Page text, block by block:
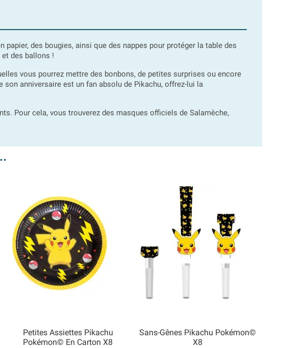
papier, des bougies, ainsi que des nappes pour protéger la table des
des ballons !
vous pourrez mettre des bonbons, de petites surprises ou encore
anniversaire est un fan absolu de Pikachu, offrez-lui la
Pour cela, vous trouverez des masques officiels de Salamèche,
Petites Assiettes Pikachu
Pokémon© En Carton X8
Sans-Gênes Pikachu Pokémon©
X8